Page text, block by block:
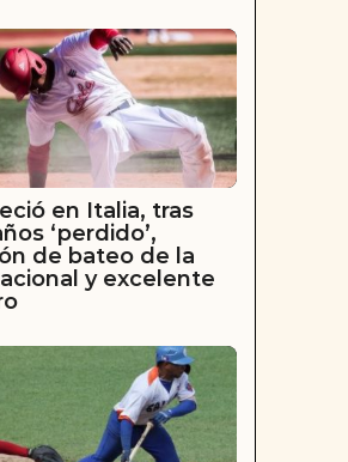
en Italia, tras
‘perdido’,
de bateo de la
y excelente